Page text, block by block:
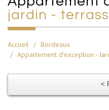
jardin -
Accueil
Bordeaux
Appartement d'exception -
<